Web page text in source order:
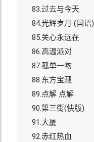
83.过去与今天
84.光辉岁月 (国语)
85.关心永远在
86.高温派对
87.孤单一吻
88.东方宝藏
89.点解 点解
90.第三街(快版)
91.大厦
92.赤红热血